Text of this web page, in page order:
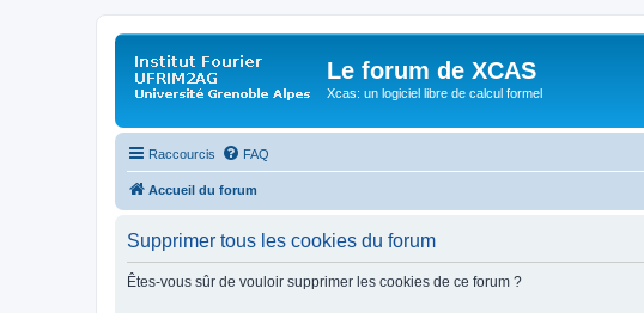
Le forum de XCAS
Xcas: un logiciel libre de calcul formel
Raccourcis FAQ
Accueil du forum
Supprimer tous les cookies du forum
Êtes-vous sûr de vouloir supprimer les cookies de ce forum ?